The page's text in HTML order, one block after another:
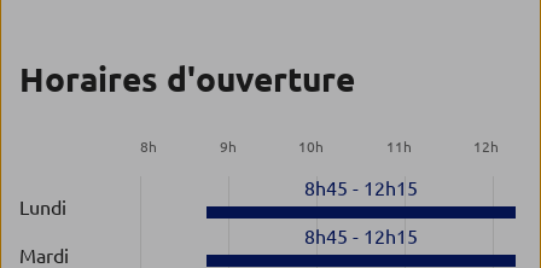
Horaires d'ouverture
8h 9h 10h 11 h 12h
Lundi
8h45 - 12h15
Mardi
8h45 - 12h15